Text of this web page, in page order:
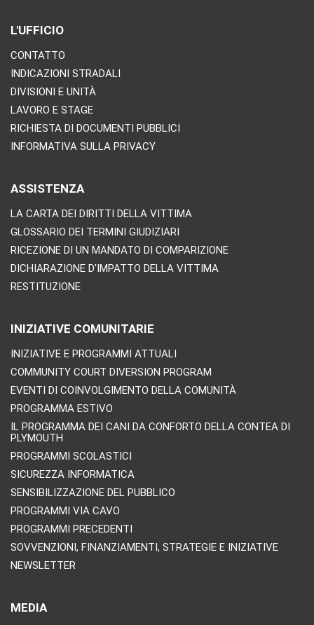
L'UFFICIO
CONTATTO
INDICAZIONI STRADALI
DIVISIONI E UNITÀ
LAVORO E STAGE
RICHIESTA DI DOCUMENTI PUBBLICI
INFORMATIVA SULLA PRIVACY
ASSISTENZA
LA CARTA DEI DIRITTI DELLA VITTIMA
GLOSSARIO DEI TERMINI GIUDIZIARI
RICEZIONE DI UN MANDATO DI COMPARIZIONE
DICHIARAZIONE D'IMPATTO DELLA VITTIMA
RESTITUZIONE
INIZIATIVE COMUNITARIE
INIZIATIVE E PROGRAMMI ATTUALI
COMMUNITY COURT DIVERSION PROGRAM
EVENTI DI COINVOLGIMENTO DELLA COMUNITÀ
PROGRAMMA ESTIVO
IL PROGRAMMA DEI CANI DA CONFORTO DELLA CONTEA DI
PLYMOUTH
PROGRAMMI SCOLASTICI
SICUREZZA INFORMATICA
SENSIBILIZZAZIONE DEL PUBBLICO
PROGRAMMI VIA CAVO
PROGRAMMI PRECEDENTI
SOVVENZIONI, FINANZIAMENTI, STRATEGIE E INIZIATIVE
NEWSLETTER
MEDIA